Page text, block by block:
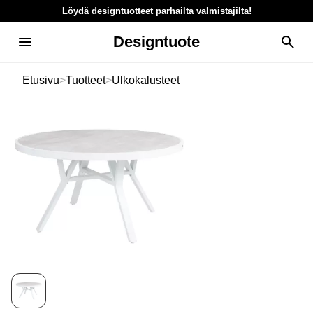
Löydä designtuotteet parhailta valmistajilta!
Designtuote
Etusivu>Tuotteet>Ulkokalusteet